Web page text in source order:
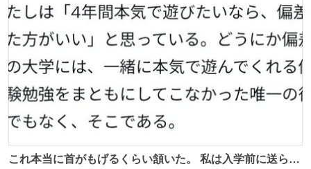
ト
数
数
これ本当に首がもげるくらい頷いた。 私は入学前に送られ